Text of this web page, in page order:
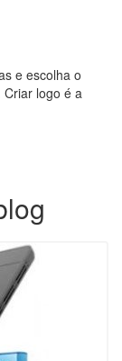
e escolha o
logo é a